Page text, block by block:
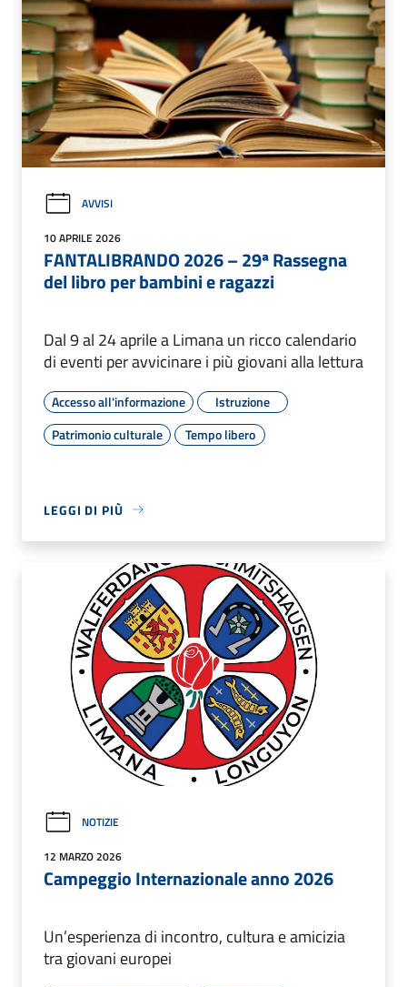
AVVISI
10 APRILE 2026
FANTALIBRANDO 2026 – 29ª Rassegna
del libro per bambini e ragazzi
Dal 9 al 24 aprile a Limana un ricco calendario
di eventi per avvicinare i più giovani alla lettura
Accesso all'informazione
Istruzione
Patrimonio culturale
Tempo libero
LEGGI DI PIÙ
NOTIZIE
12 MARZO 2026
Campeggio Internazionale anno 2026
Un’esperienza di incontro, cultura e amicizia
tra giovani europei